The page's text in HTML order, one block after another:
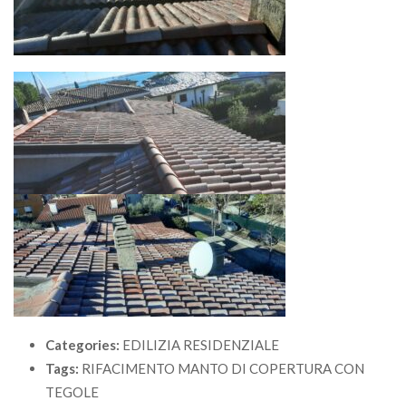
Categories: EDILIZIA RESIDENZIALE
Tags: RIFACIMENTO MANTO DI COPERTURA CON
TEGOLE